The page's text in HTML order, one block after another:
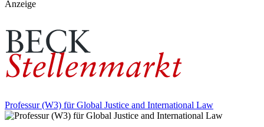
Anzeige
Professur (W3) für Global Justice and International Law